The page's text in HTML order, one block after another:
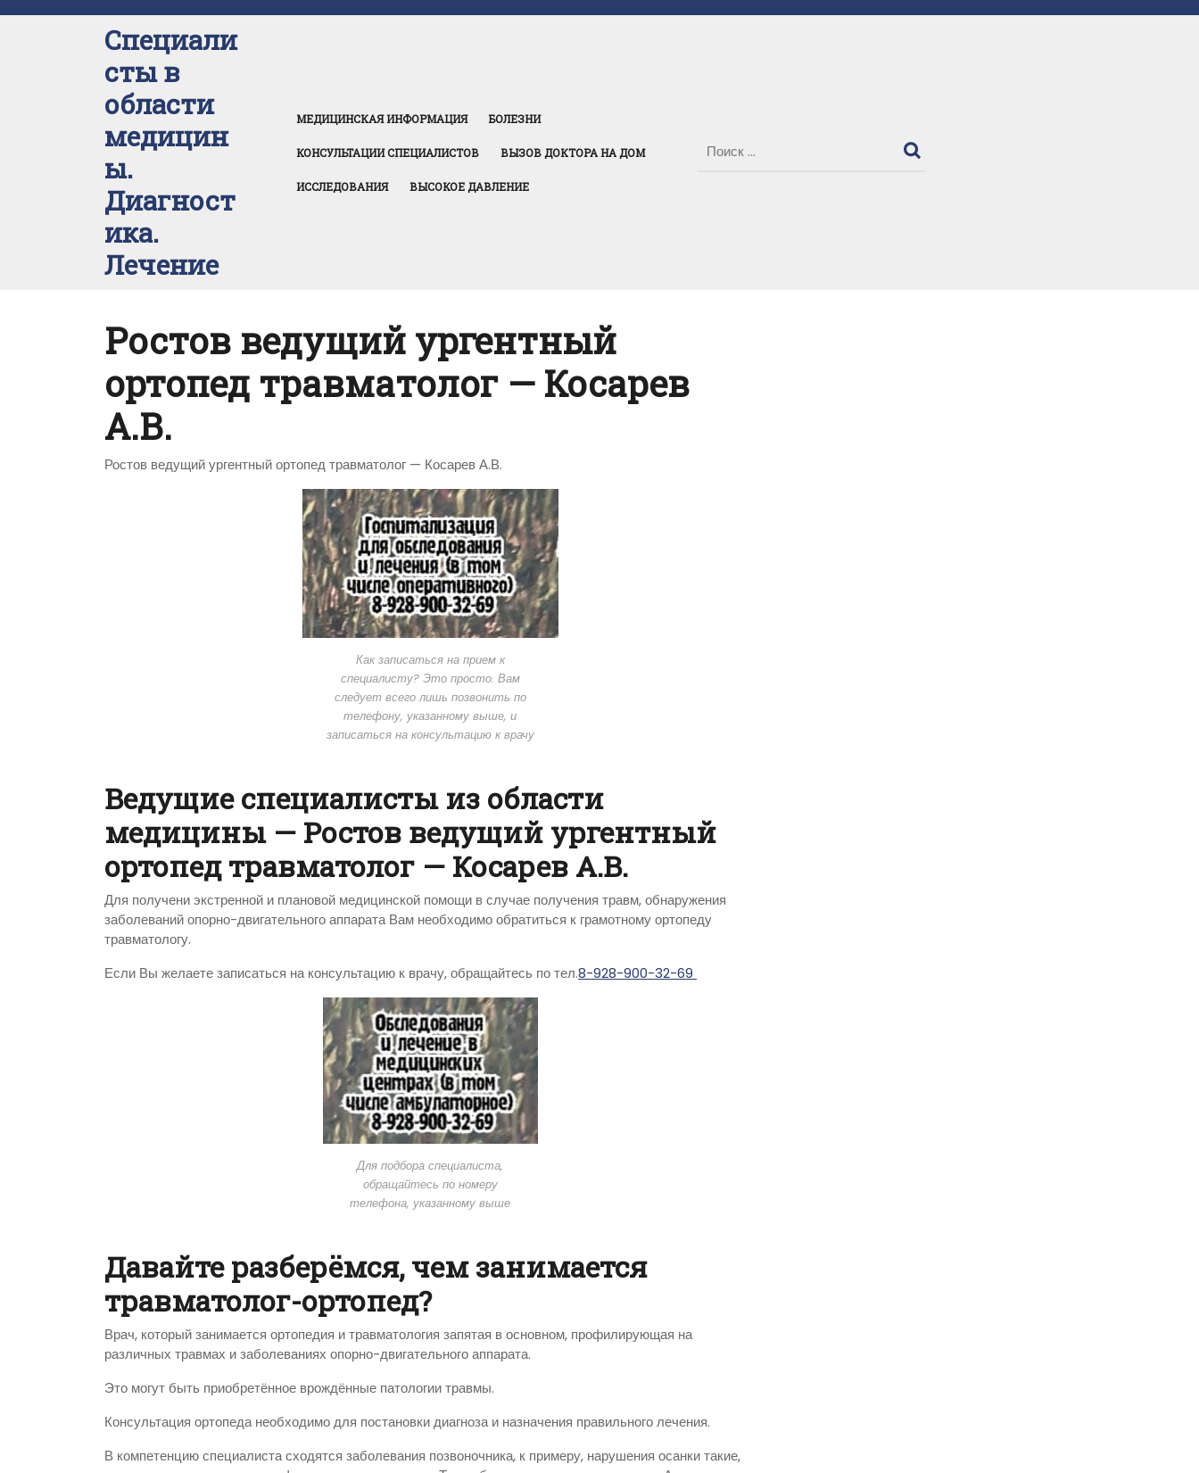
Специали
сты в
области
медицин
ы.
Диагност
ика.
Лечение
МЕДИЦИНСКАЯ ИНФОРМАЦИЯ БОЛЕЗНИ
КОНСУЛЬТАЦИИ СПЕЦИАЛИСТОВ ВЫЗОВ ДОКТОРА НА ДОМ
ИССЛЕДОВАНИЯ ВЫСОКОЕ ДАВЛЕНИЕ
Ростов ведущий ургентный
ортопед травматолог — Косарев
А.В.
Ростов ведущий ургентный ортопед травматолог — Косарев А.В.
Как записаться на прием к
специалисту? Это просто. Вам
следует всего лишь позвонить по
телефону, указанному выше, и
записаться на консультацию к врачу
Ведущие специалисты из области
медицины — Ростов ведущий ургентный
ортопед травматолог — Косарев А.В.
Для получени экстренной и плановой медицинской помощи в случае получения травм, обнаружения
заболеваний опорно-двигательного аппарата Вам необходимо обратиться к грамотному ортопеду
травматологу.
Если Вы желаете записаться на консультацию к врачу, обращайтесь по тел.8-928-900-32-69
Для подбора специалиста,
обращайтесь по номеру
телефона, указанному выше
Давайте разберёмся, чем занимается
травматолог-ортопед?
Врач, который занимается ортопедия и травматология запятая в основном, профилирующая на
различных травмах и заболеваниях опорно-двигательного аппарата.
Это могут быть приобретённое врождённые патологии травмы.
Консультация ортопеда необходимо для постановки диагноза и назначения правильного лечения.
В компетенцию специалиста сходятся заболевания позвоночника, к примеру, нарушения осанки такие,